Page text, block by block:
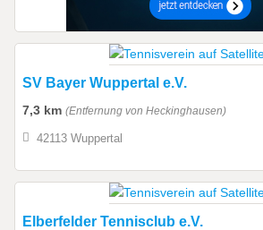
SV Bayer Wuppertal e.V.
7,3 km (Entfernung von Heckinghausen)
42113 Wuppertal
Elberfelder Tennisclub e.V.